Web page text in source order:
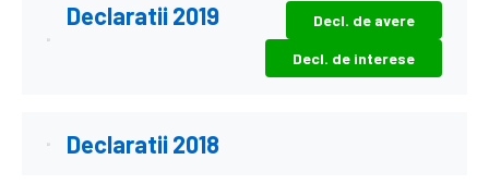
Declaratii 2019 Decl. de avere
Decl. de interese
Declaratii 2018